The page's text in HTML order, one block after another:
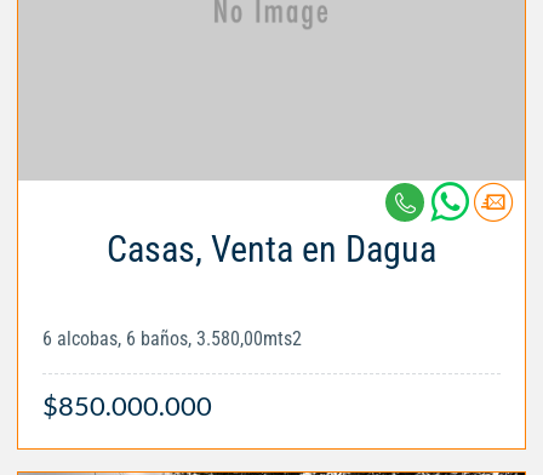
Casas, Venta en Dagua
6 alcobas, 6 baños, 3.580,00mts2
$850.000.000